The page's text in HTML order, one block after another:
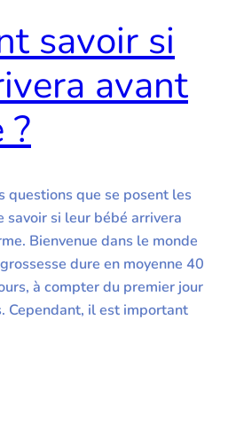
savoir si
avant
?
questions que se posent les
si leur bébé arrivera
Bienvenue dans le monde
dure en moyenne 40
à compter du premier jour
Cependant, il est important